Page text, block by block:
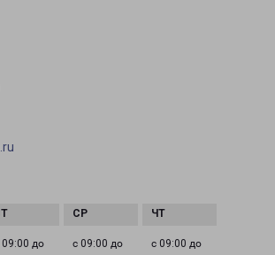
09:00 до с 09:00 до с 09:00 до